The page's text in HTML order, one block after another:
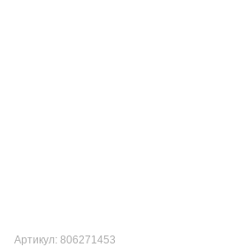
Артикул: 806271453